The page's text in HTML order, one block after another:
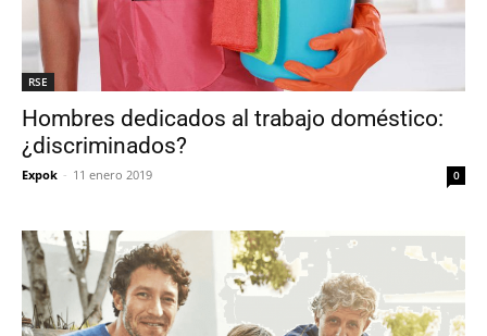
RSE
Hombres dedicados al trabajo doméstico:
¿discriminados?
Expok - 11 enero 2019 0